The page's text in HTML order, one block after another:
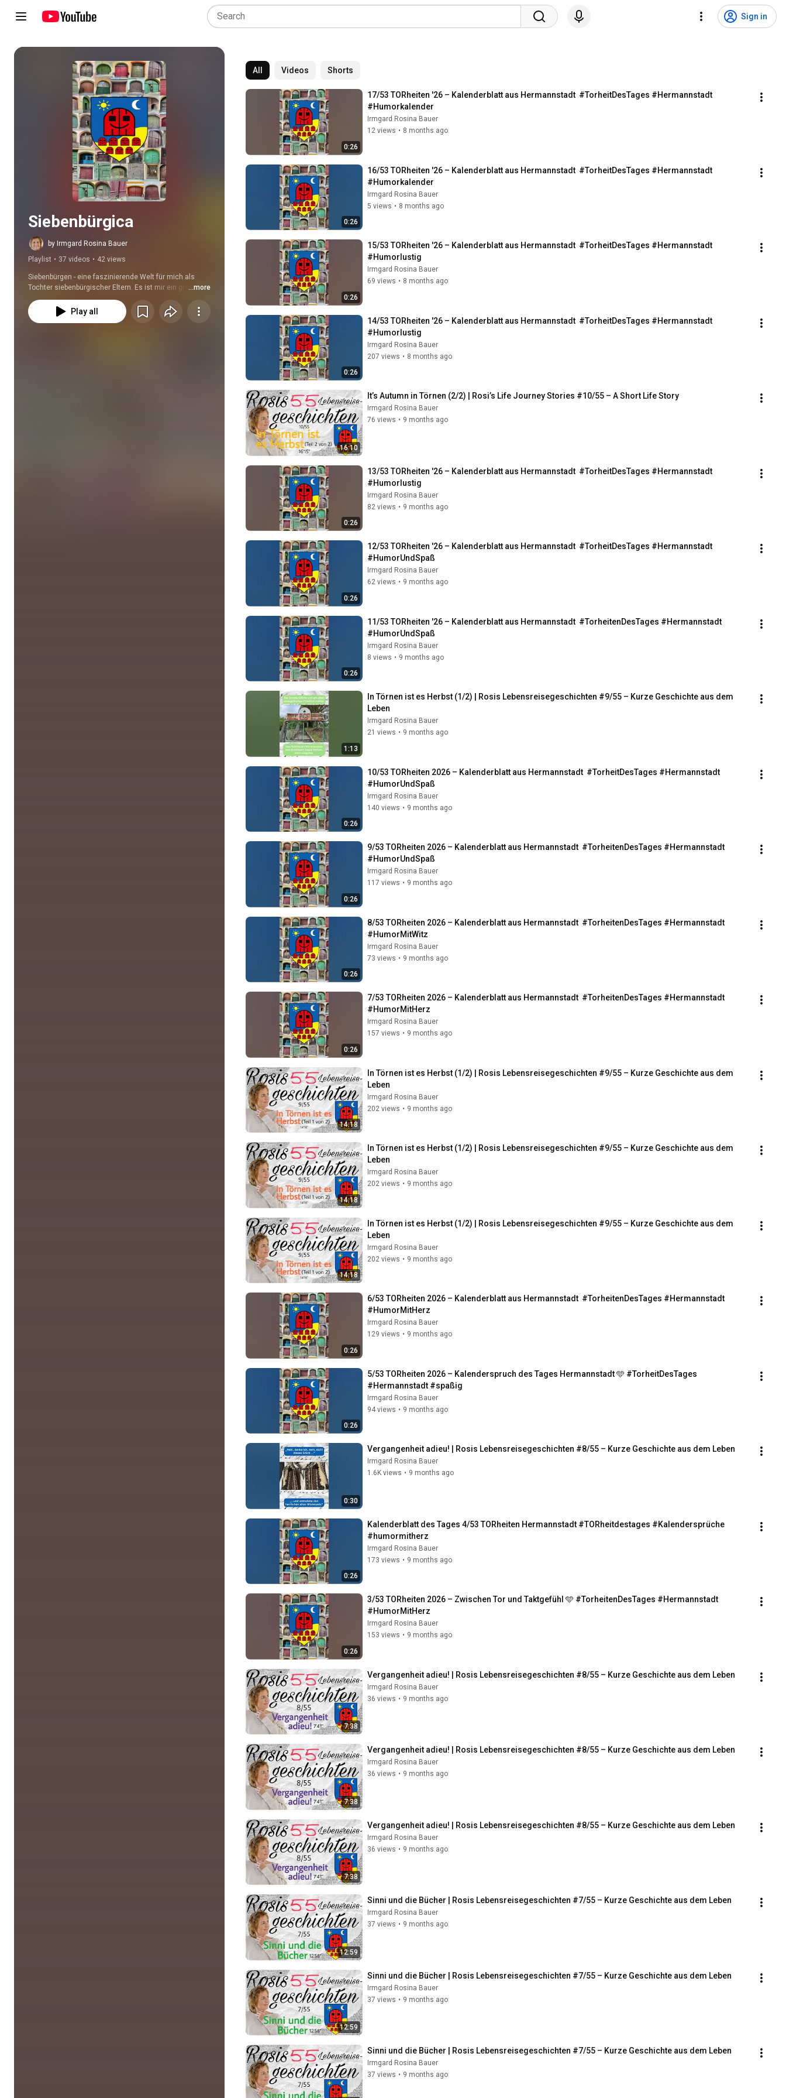
Sign in
Play all
Siebenbürgica
by Irmgard Rosina Bauer
Playlist • 37 videos • 42 views
Siebenbürgen - eine faszinierende Welt für mich als
Tochter siebenbürgischer Eltern. Es ist mir ein großes
Bedürfnis, in meinen Videos, Geschichten und in
meinen Kalendern "TORheiten aus Hermannstadt"
meine Gefühle zu meiner Herkunft zu teilen.
...more
Play all
All Videos Shorts
0:26
17/53 TORheiten '26 – Kalenderblatt aus Hermannstadt  #TorheitDesTages #Hermannstadt
#Humorkalender
Irmgard Rosina Bauer
12 views • 8 months ago
0:26
16/53 TORheiten '26 – Kalenderblatt aus Hermannstadt  #TorheitDesTages #Hermannstadt
#Humorkalender
Irmgard Rosina Bauer
5 views • 8 months ago
0:26
15/53 TORheiten '26 – Kalenderblatt aus Hermannstadt  #TorheitDesTages #Hermannstadt
#Humorlustig
Irmgard Rosina Bauer
69 views • 8 months ago
0:26
14/53 TORheiten '26 – Kalenderblatt aus Hermannstadt  #TorheitDesTages #Hermannstadt
#Humorlustig
Irmgard Rosina Bauer
207 views • 8 months ago
16:10
It’s Autumn in Törnen (2/2) | Rosi’s Life Journey Stories #10/55 – A Short Life Story
Irmgard Rosina Bauer
76 views • 9 months ago
0:26
13/53 TORheiten '26 – Kalenderblatt aus Hermannstadt  #TorheitDesTages #Hermannstadt
#Humorlustig
Irmgard Rosina Bauer
82 views • 9 months ago
0:26
12/53 TORheiten '26 – Kalenderblatt aus Hermannstadt  #TorheitDesTages #Hermannstadt
#HumorUndSpaß
Irmgard Rosina Bauer
62 views • 9 months ago
0:26
11/53 TORheiten '26 – Kalenderblatt aus Hermannstadt  #TorheitenDesTages #Hermannstadt
#HumorUndSpaß
Irmgard Rosina Bauer
8 views • 9 months ago
1:13
In Törnen ist es Herbst (1/2) | Rosis Lebensreisegeschichten #9/55 – Kurze Geschichte aus dem
Leben
Irmgard Rosina Bauer
21 views • 9 months ago
0:26
10/53 TORheiten 2026 – Kalenderblatt aus Hermannstadt  #TorheitDesTages #Hermannstadt
#HumorUndSpaß
Irmgard Rosina Bauer
140 views • 9 months ago
0:26
9/53 TORheiten 2026 – Kalenderblatt aus Hermannstadt  #TorheitenDesTages #Hermannstadt
#HumorUndSpaß
Irmgard Rosina Bauer
117 views • 9 months ago
0:26
8/53 TORheiten 2026 – Kalenderblatt aus Hermannstadt  #TorheitenDesTages #Hermannstadt
#HumorMitWitz
Irmgard Rosina Bauer
73 views • 9 months ago
0:26
7/53 TORheiten 2026 – Kalenderblatt aus Hermannstadt  #TorheitenDesTages #Hermannstadt
#HumorMitHerz
Irmgard Rosina Bauer
157 views • 9 months ago
14:18
In Törnen ist es Herbst (1/2) | Rosis Lebensreisegeschichten #9/55 – Kurze Geschichte aus dem
Leben
Irmgard Rosina Bauer
202 views • 9 months ago
14:18
In Törnen ist es Herbst (1/2) | Rosis Lebensreisegeschichten #9/55 – Kurze Geschichte aus dem
Leben
Irmgard Rosina Bauer
202 views • 9 months ago
14:18
In Törnen ist es Herbst (1/2) | Rosis Lebensreisegeschichten #9/55 – Kurze Geschichte aus dem
Leben
Irmgard Rosina Bauer
202 views • 9 months ago
0:26
6/53 TORheiten 2026 – Kalenderblatt aus Hermannstadt  #TorheitenDesTages #Hermannstadt
#HumorMitHerz
Irmgard Rosina Bauer
129 views • 9 months ago
0:26
5/53 TORheiten 2026 – Kalenderspruch des Tages Hermannstadt 🩵 #TorheitDesTages
#Hermannstadt #spaßig
Irmgard Rosina Bauer
94 views • 9 months ago
0:30
Vergangenheit adieu! | Rosis Lebensreisegeschichten #8/55 – Kurze Geschichte aus dem Leben
Irmgard Rosina Bauer
1.6K views • 9 months ago
0:26
Kalenderblatt des Tages 4/53 TORheiten Hermannstadt #TORheitdestages #Kalendersprüche
#humormitherz
Irmgard Rosina Bauer
173 views • 9 months ago
0:26
3/53 TORheiten 2026 – Zwischen Tor und Taktgefühl 🩵 #TorheitenDesTages #Hermannstadt
#HumorMitHerz
Irmgard Rosina Bauer
153 views • 9 months ago
7:38
Vergangenheit adieu! | Rosis Lebensreisegeschichten #8/55 – Kurze Geschichte aus dem Leben
Irmgard Rosina Bauer
36 views • 9 months ago
7:38
Vergangenheit adieu! | Rosis Lebensreisegeschichten #8/55 – Kurze Geschichte aus dem Leben
Irmgard Rosina Bauer
36 views • 9 months ago
7:38
Vergangenheit adieu! | Rosis Lebensreisegeschichten #8/55 – Kurze Geschichte aus dem Leben
Irmgard Rosina Bauer
36 views • 9 months ago
12:59
Sinni und die Bücher | Rosis Lebensreisegeschichten #7/55 – Kurze Geschichte aus dem Leben
Irmgard Rosina Bauer
37 views • 9 months ago
12:59
Sinni und die Bücher | Rosis Lebensreisegeschichten #7/55 – Kurze Geschichte aus dem Leben
Irmgard Rosina Bauer
37 views • 9 months ago
Sinni und die Bücher | Rosis Lebensreisegeschichten #7/55 – Kurze Geschichte aus dem Leben
Irmgard Rosina Bauer
37 views • 9 months ago